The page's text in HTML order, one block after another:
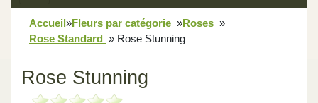
Accueil»Fleurs par catégorie »Roses »
Rose Standard » Rose Stunning
Rose Stunning